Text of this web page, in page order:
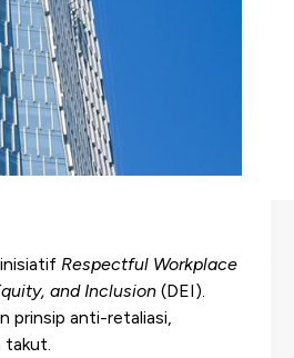
Respectful Workplace
and Inclusion (DEI).
prinsip anti-retaliasi,
takut.